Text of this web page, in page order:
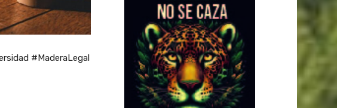
#MaderaLegal